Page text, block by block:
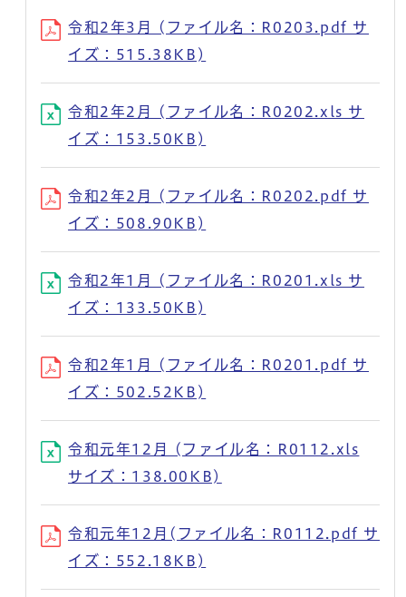
令和2年3月 (ファイル名：R0203.pdf サ
イズ：515.38KB)
令和2年2月 (ファイル名：R0202.xls サ
イズ：153.50KB)
令和2年2月 (ファイル名：R0202.pdf サ
イズ：508.90KB)
令和2年1月 (ファイル名：R0201.xls サ
イズ：133.50KB)
令和2年1月 (ファイル名：R0201.pdf サ
イズ：502.52KB)
令和元年12月 (ファイル名：R0112.xls
サイズ：138.00KB)
令和元年12月(ファイル名：R0112.pdf サ
イズ：552.18KB)